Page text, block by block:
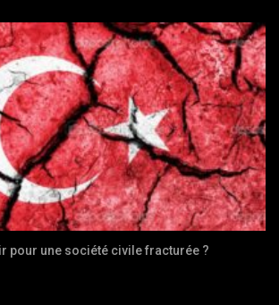
pour une société civile fracturée ?